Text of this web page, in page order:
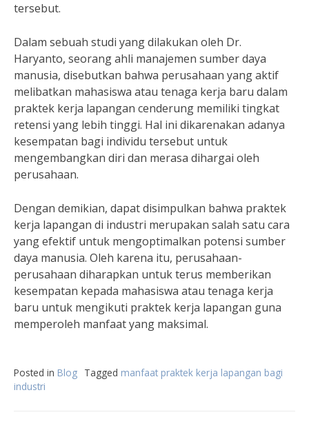
tersebut.
Dalam sebuah studi yang dilakukan oleh Dr.
Haryanto, seorang ahli manajemen sumber daya
manusia, disebutkan bahwa perusahaan yang aktif
melibatkan mahasiswa atau tenaga kerja baru dalam
praktek kerja lapangan cenderung memiliki tingkat
retensi yang lebih tinggi. Hal ini dikarenakan adanya
kesempatan bagi individu tersebut untuk
mengembangkan diri dan merasa dihargai oleh
perusahaan.
Dengan demikian, dapat disimpulkan bahwa praktek
kerja lapangan di industri merupakan salah satu cara
yang efektif untuk mengoptimalkan potensi sumber
daya manusia. Oleh karena itu, perusahaan-
perusahaan diharapkan untuk terus memberikan
kesempatan kepada mahasiswa atau tenaga kerja
baru untuk mengikuti praktek kerja lapangan guna
memperoleh manfaat yang maksimal.
Posted in Blog Tagged manfaat praktek kerja lapangan bagi
industri